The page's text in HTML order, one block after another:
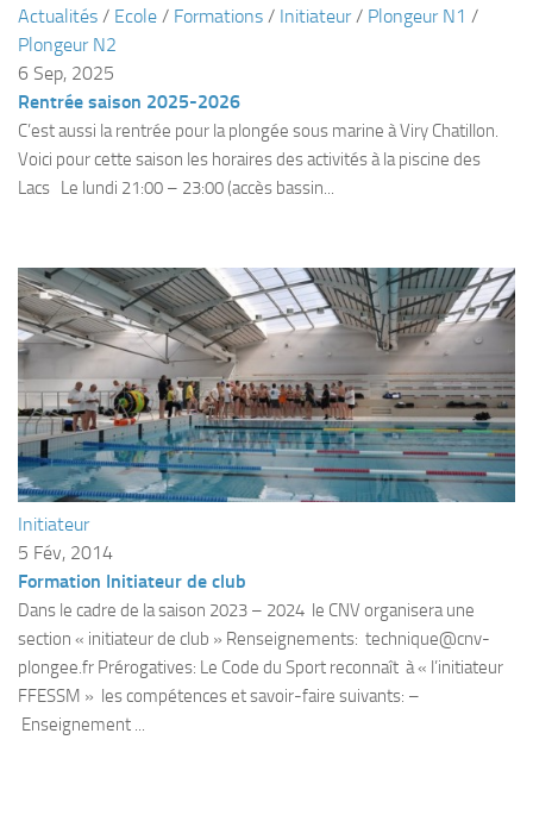
ECOLE DE PLONGEE
Jeune plongeur
Plongeur N1
Plongeur N3
Maintien des acquis
Guide de palanquée N4
Initiateur
Moniteur Fédéral
Organisation
Responsables
Sorties techniques
APNEE
SORTIES
Actualités / Ecole / Formations / Initiateur/ Plongeur N1 /
Plongeur N2
6 Sep, 2025
Rentrée saison 2025-2026
C’est aussi la rentrée pour la plongée sous marine à Viry Chatillon.
Voici pour cette saison les horaires des activités à la piscine des
Lacs Le lundi 21:00 – 23:00 (accès bassin...
Initiateur
5 Fév, 2014
Formation Initiateur de club
Dans le cadre de la saison 2023 – 2024 le CNV organisera une
section « initiateur de club » Renseignements: technique@cnv-
plongee.fr Prérogatives: Le Code du Sport reconnaît à « l’initiateur
FFESSM » les compétences et savoir-faire suivants: –
Enseignement ...